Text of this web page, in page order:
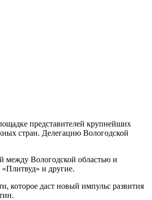
представителей крупнейших
стран. Делегацию Вологодской
между Вологодской областью и
и другие.
которое даст новый импульс развития